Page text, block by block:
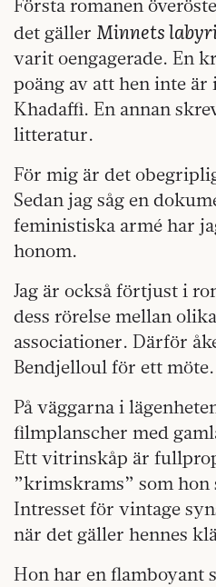
Första romanen
det gäller Minnets
varit oengagerade. En
poäng av att hen inte är
Khadaffi. En annan
litteratur.
För mig är det
Sedan jag såg en
feministiska armé har
honom.
Jag är också förtjust i
dess rörelse mellan
associationer. Därför
Bendjelloul för ett möte.
På väggarna i
filmplanscher med
Ett vitrinskåp är
”krimskrams” som
Intresset för vintage
när det gäller hennes
Hon har en flamboyant